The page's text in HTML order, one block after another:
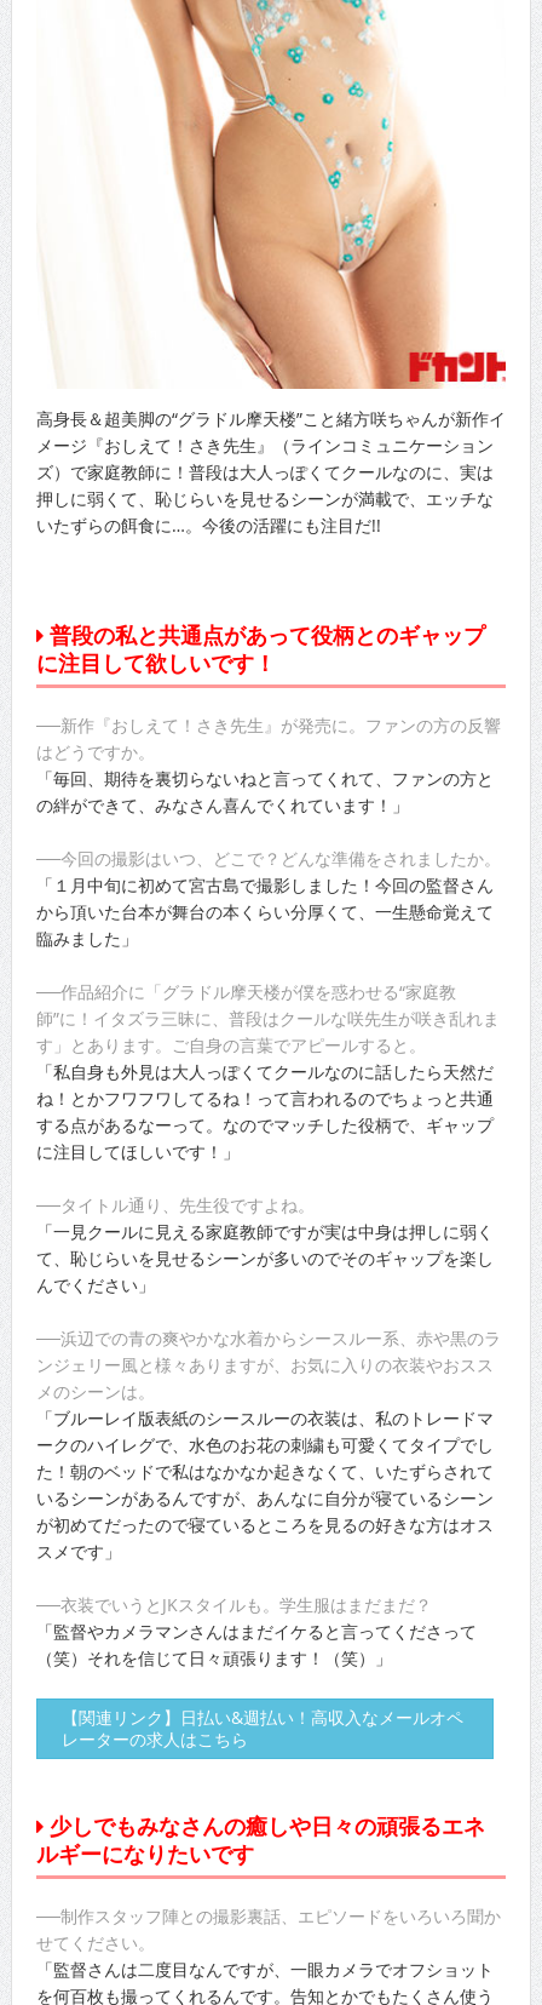
高身長＆超美脚の“グラドル摩天楼”こと緒方咲ちゃんが新作イ
メージ『おしえて！さき先生』（ラインコミュニケーション
ズ）で家庭教師に！普段は大人っぽくてクールなのに、実は
押しに弱くて、恥じらいを見せるシーンが満載で、エッチな
いたずらの餌食に…。今後の活躍にも注目だ!!
普段の私と共通点があって役柄とのギャップ
に注目して欲しいです！
──新作『おしえて！さき先生』が発売に。ファンの方の反響
はどうですか。
「毎回、期待を裏切らないねと言ってくれて、ファンの方と
の絆ができて、みなさん喜んでくれています！」
──今回の撮影はいつ、どこで？どんな準備をされましたか。
「１月中旬に初めて宮古島で撮影しました！今回の監督さん
から頂いた台本が舞台の本くらい分厚くて、一生懸命覚えて
臨みました」
──作品紹介に「グラドル摩天楼が僕を惑わせる“家庭教
師”に！イタズラ三昧に、普段はクールな咲先生が咲き乱れま
す」とあります。ご自身の言葉でアピールすると。
「私自身も外見は大人っぽくてクールなのに話したら天然だ
ね！とかフワフワしてるね！って言われるのでちょっと共通
する点があるなーって。なのでマッチした役柄で、ギャップ
に注目してほしいです！」
──タイトル通り、先生役ですよね。
「一見クールに見える家庭教師ですが実は中身は押しに弱く
て、恥じらいを見せるシーンが多いのでそのギャップを楽し
んでください」
──浜辺での青の爽やかな水着からシースルー系、赤や黒のラ
ンジェリー風と様々ありますが、お気に入りの衣装やおスス
メのシーンは。
「ブルーレイ版表紙のシースルーの衣装は、私のトレードマ
ークのハイレグで、水色のお花の刺繍も可愛くてタイプでし
た！朝のベッドで私はなかなか起きなくて、いたずらされて
いるシーンがあるんですが、あんなに自分が寝ているシーン
が初めてだったので寝ているところを見るの好きな方はオス
スメです」
──衣装でいうとJKスタイルも。学生服はまだまだ？
「監督やカメラマンさんはまだイケると言ってくださって
（笑）それを信じて日々頑張ります！（笑）」
【関連リンク】日払い&週払い！高収入なメールオペ
レーターの求人はこちら
少しでもみなさんの癒しや日々の頑張るエネ
ルギーになりたいです
──制作スタッフ陣との撮影裏話、エピソードをいろいろ聞か
せてください。
「監督さんは二度目なんですが、一眼カメラでオフショット
を何百枚も撮ってくれるんです。告知とかでもたくさん使う